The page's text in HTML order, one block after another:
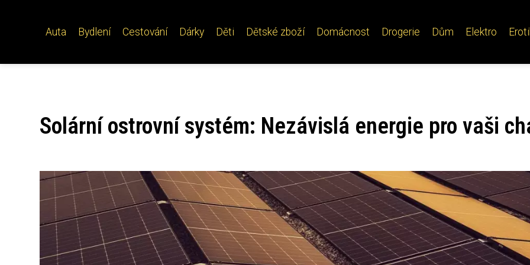
Auta Bydlení Cestování Dárky Děti Dětské zboží Domácnost Drogerie Dům Elektro
Solární ostrovní systém: Nezávislá energie pro vaši